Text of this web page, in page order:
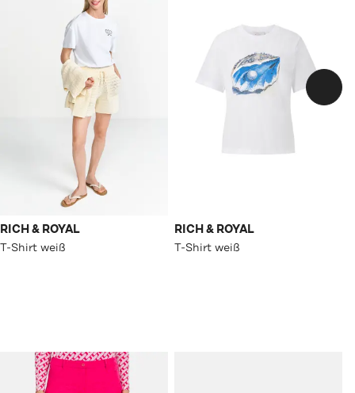
RICH & ROYAL
T-Shirt weiß
RICH & ROYAL
T-Shirt weiß